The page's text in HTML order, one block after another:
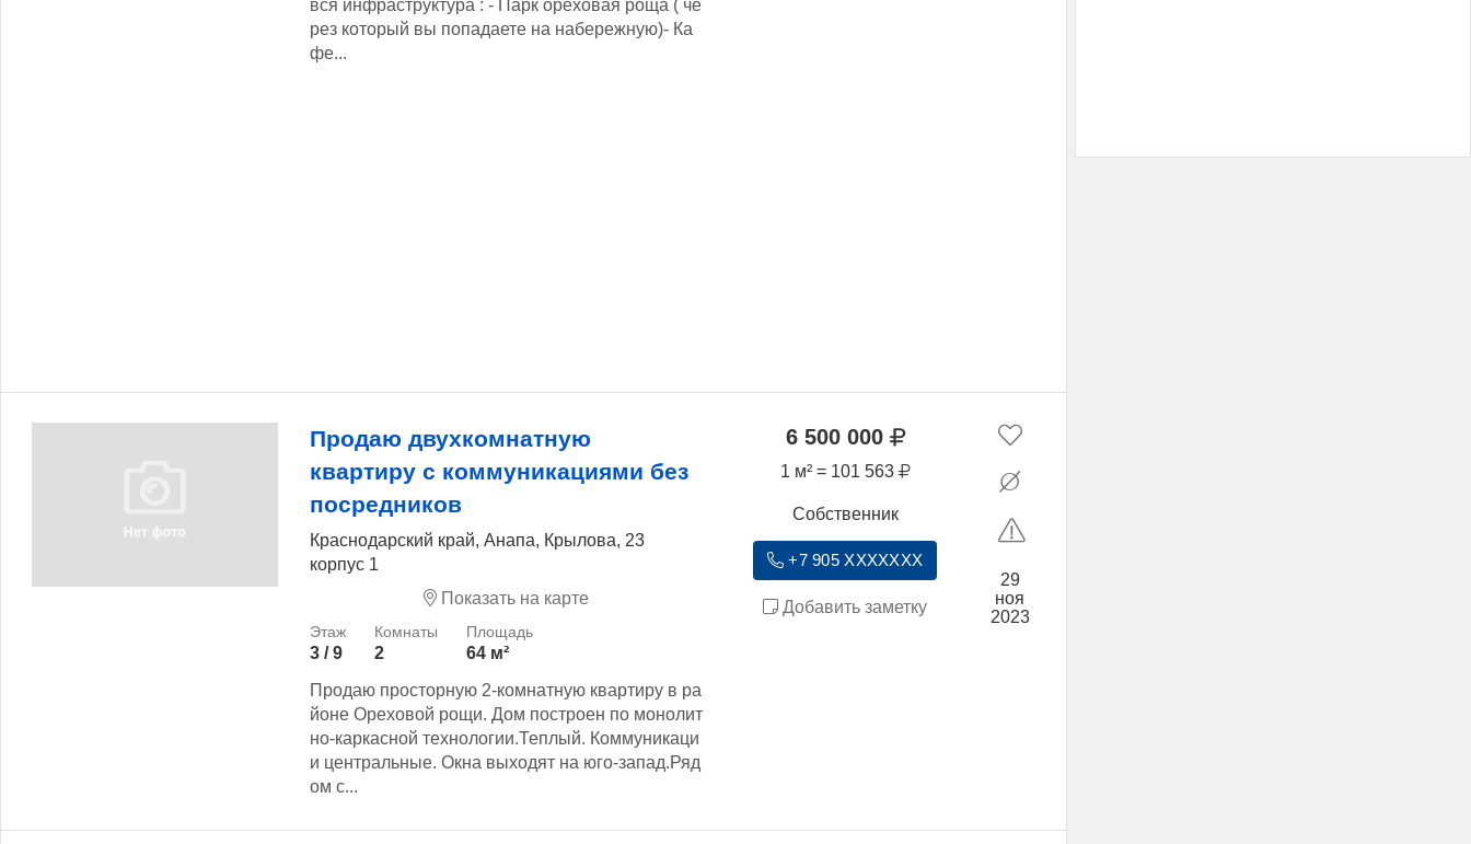
вся инфраструктура : - Парк ореховая роща ( че
рез который вы попадаете на набережную)- Ка
фе...
Продаю двухкомнатную
квартиру с коммуникациями без
посредников
Краснодарский край, Анапа, Крылова, 23
корпус 1
Показать на карте
3 / 9 2
64 м²
Продаю просторную 2-комнатную квартиру в ра
йоне Ореховой рощи. Дом построен по монолит
но-каркасной технологии.Теплый. Коммуникаци
и центральные. Окна выходят на юго-запад.Ряд
ом с...
6 500 000
1 м² = 101 563
Собственник
+7 905 XXXXXXX
Добавить заметку
29
ноя
2023